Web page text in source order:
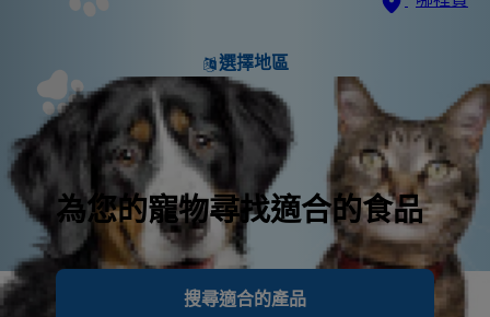
選擇地區
為您的寵物尋找適合的食品
搜尋適合的產品
隨著寵物肥胖的比例不斷增加，也有越來越多的寵物罹